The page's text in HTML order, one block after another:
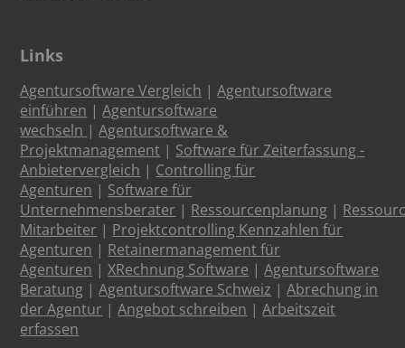
Links
Agentursoftware Vergleich |Agentursoftware
einführen |Agentursoftware
wechseln |Agentursoftware &
Projektmanagement | Software für Zeiterfassung -
Anbietervergleich | Controlling für
Agenturen | Software für
Unternehmensberater | Ressourcenplanung |
Mitarbeiter | Projektcontrolling Kennzahlen für
Agenturen | Retainermanagement für
Agenturen |XRechnung Software |Agentursoftware
Beratung |Agentursoftware Schweiz |Abrechung in
der Agentur |Angebot schreiben |Arbeitszeit
erfassen